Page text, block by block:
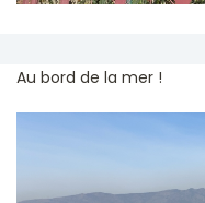
Au bord de la mer !